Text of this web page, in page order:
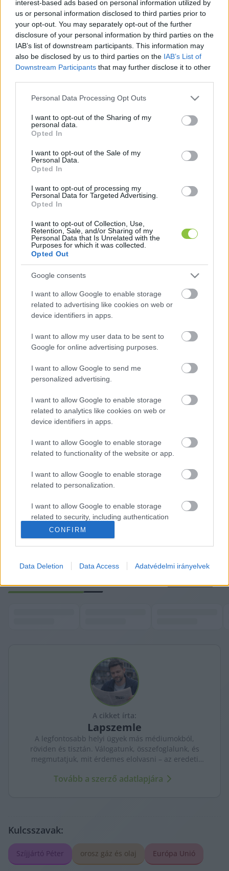
interest-based ads based on personal information utilized by
us or personal information disclosed to third parties prior to
your opt-out. You may separately opt-out of the further
disclosure of your personal information by third parties on the
IAB’s list of downstream participants. This information may
also be disclosed by us to third parties on the IAB’s List of
Downstream Participants that may further disclose it to other
Please note that this website/app uses one or more Google
not limited to your visit or usage behaviour. You may click to
grant or deny consent to Google and its third-party tags to
use your data for below specified purposes in below Google
consent section.
Personal Data Processing Opt Outs
I want to opt-out of the Sharing of my
personal data.
Opted In
I want to opt-out of the Sale of my
Personal Data.
Opted In
I want to opt-out of processing my
Personal Data for Targeted Advertising.
Opted In
I want to opt-out of Collection, Use,
Retention, Sale, and/or Sharing of my
Personal Data that Is Unrelated with the
Purposes for which it was collected.
Opted Out
Google consents
I want to allow Google to enable storage
related to advertising like cookies on web or
device identifiers in apps.
I want to allow my user data to be sent to
Google for online advertising purposes.
I want to allow Google to send me
personalized advertising.
I want to allow Google to enable storage
related to analytics like cookies on web or
device identifiers in apps.
I want to allow Google to enable storage
related to functionality of the website or app.
I want to allow Google to enable storage
related to personalization.
I want to allow Google to enable storage
related to security, including authentication
functionality and fraud prevention, and other
user protection.
CONFIRM
Data Deletion Data Access Adatvédelmi irányelvek
Magyarország megtámadta az orosz
energiaimportot betiltó rendeletet az Európai
Bíróságon – mondta Szijjártó Péter külgazdasági
A rendeletet az Európai Unió Tanácsa múlt hét
hétfőn fogadta el. Ez fokozatosan, 2027 végére
kivezeti az orosz gázt az EU-ban, közölte a
testület. A jogszabályt szó szerint rendes
kormányok között elég a minősített többség.
kisebbséghez pedig legalább 13 kormány
kellene, vagy négy olyan, amelyek az uniós
lakosság 35 százalékát képviselik – olvasható a
Telex cikkében.
Hétfőre hivatalosan is megjelent az a döntés,
amelynek értelmében megtiltják az Európai
Unió tagországainak az orosz kőolaj és földgáz
vásárlását. Magyarország ezt az Európai
Bíróságon támadta meg.
„Szeretném világossá tenni, hogy Magyarország
megbízható megoldások léteznek. Az orosz kőolaj
és földgáz nélkül sem az ország
energiaellátásának biztonsága nem garantálható,
sem nem lehetséges a rezsicsökkentés
eredményeinek fenntartása”
háromnegyed-két évig fog tartani.
Összes videó
A cikket írta:
Lapszemle
A legfontosabb helyi ügyek más médiumokból,
röviden és tisztán. Válogatunk, összefoglalunk, és
megmutatjuk, mit érdemes elolvasni – az eredeti
Tovább a szerző adatlapjára
Kulcsszavak:
Szíjjártó Péter orosz gáz és olaj Európa Unió